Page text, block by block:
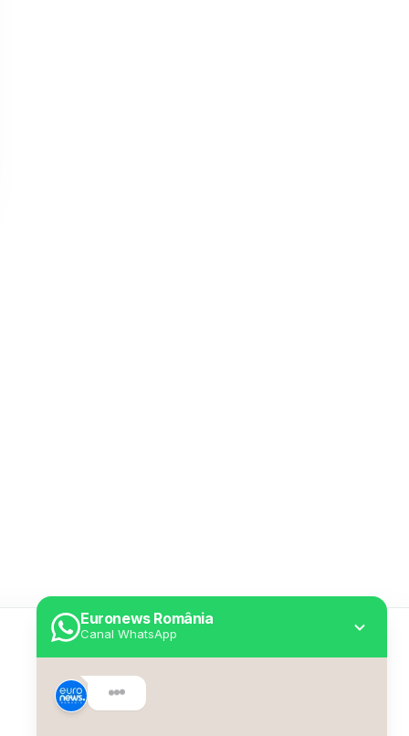
Euronews România
Canal WhatsApp
Despre Euronews